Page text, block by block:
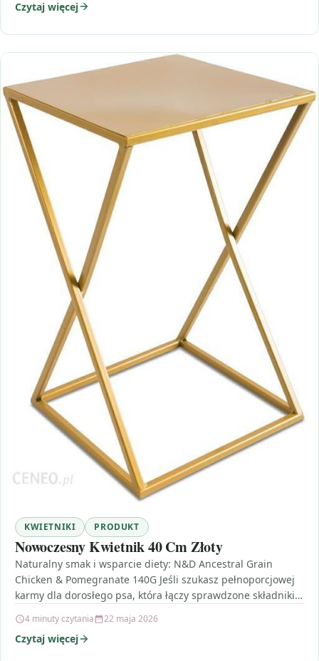
Czytaj więcej
KWIETNIKI PRODUKT
Nowoczesny Kwietnik 40 Cm Złoty
Naturalny smak i wsparcie diety: N&D Ancestral Grain
Chicken & Pomegranate 140G Jeśli szukasz pełnoporcjowej
karmy dla dorosłego psa, która łączy sprawdzone składniki
4 minuty czytania 22 maja 2026
Czytaj więcej